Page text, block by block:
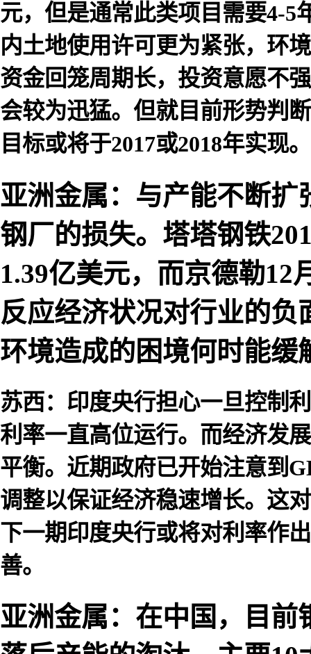
元，但是通常此类项目需要4-5
内土地使用许可更为紧张，环
资金回笼周期长，投资意愿不
会较为迅猛。但就目前形势判
目标或将于2017或2018年实现。
亚洲金属：与产能不断扩
钢厂的损失。塔塔钢铁
1.39亿美元，而京德勒12
反应经济状况对行业的
环境造成的困境何时能缓
苏西：印度央行担心一旦控制
利率一直高位运行。而经济发
平衡。近期政府已开始注意到
调整以保证经济稳速增长。这
下一期印度央行或将对利率作
善。
亚洲金属：在中国，目前